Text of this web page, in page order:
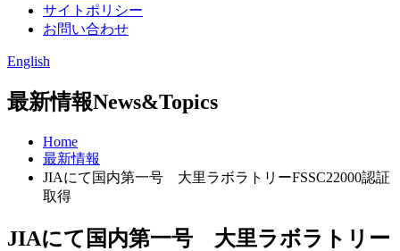
サイトポリシー
お問い合わせ
English
最新情報News&Topics
Home
最新情報
JIAにて国内第一号 大里ラボラトリーFSSC22000認証
取得
JIAにて国内第一号 大里ラボラトリー